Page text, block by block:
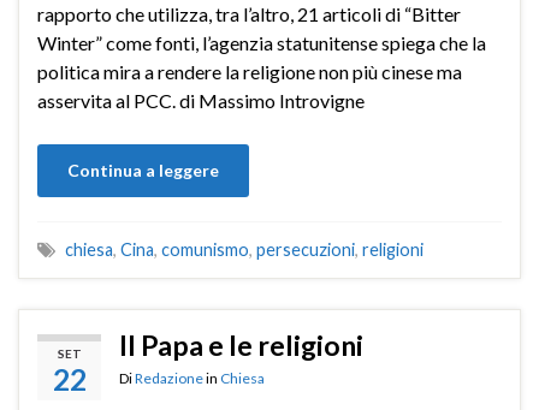
rapporto che utilizza, tra l’altro, 21 articoli di “Bitter
Winter” come fonti, l’agenzia statunitense spiega che la
politica mira a rendere la religione non più cinese ma
asservita al PCC. di Massimo Introvigne
Continua a leggere
chiesa, Cina, comunismo, persecuzioni, religioni
SET
22
Il Papa e le religioni
DiRedazionein Chiesa